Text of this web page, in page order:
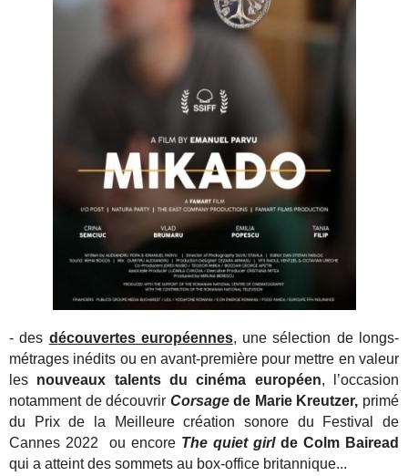
- des découvertes européennes, une sélection de longs-
métrages inédits ou en avant-première pour mettre en valeur
les nouveaux talents du cinéma européen, l’occasion
notamment de découvrir Corsagede Marie Kreutzer, primé
du Prix de la Meilleure création sonore du Festival de
Cannes 2022 ou encore The quiet girl de Colm Bairead
qui a atteint des sommets au box-office britannique...